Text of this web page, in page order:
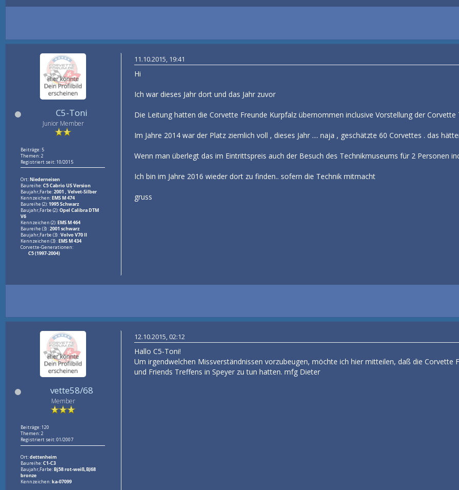
C5-Toni
Junior Member
Beiträge: 5
Themen: 2
Registriert seit: 10/2015
Ort:Niederneisen
Baureihe:C5 Cabrio US Version
Baujahr,Farbe:2001 , Velvet-Silber
Kennzeichen:EMS M 474
Baureihe (2):1995 Schwarz
Baujahr,Farbe (2):Opel Calibra DTM
V6
Kennzeichen (2):EMS M 464
Baureihe (3) :2001 schwarz
Baujahr,Farbe (3) :Volvo V70 II
Kennzeichen (3) :EMS M 434
Corvette-Generationen:
C5 (1997-2004)
11.10.2015, 19:41
Hi
Ich war dieses Jahr dort und das Jahr zuvor
Die Leitung hatten die Corvette Freunde Kurpfalz übernommen inclusive Vorstellung der Corvette
Im Jahre 2014 war der Platz ziemlich voll , dieses Jahr .... naja , geschätzte 60 Corvettes . das
Wenn man überlegt das im Eintrittspreis auch der Besuch des Technikmuseums für 2 Personen
Ich bin im Jahre 2016 wieder dort zu finden.. sofern die Technik mitmacht
gruss
vette58/68
Member
Beiträge: 120
Themen: 2
Registriert seit: 01/2007
Ort:dettenheim
Baureihe:C1-C3
Baujahr,Farbe:Bj58 rot-weiß,BJ68
bronze
Kennzeichen:ka-07099
12.10.2015, 02:12
Hallo C5-Toni!
Um irgendwelchen Missverständnissen vorzubeugen, möchte ich hier mitteilen, daß die Corvette
und Friends Treffens in Speyer zu tun hatten. mfg Dieter